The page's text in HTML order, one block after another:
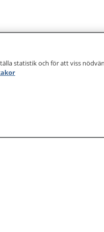
statistik och för att viss